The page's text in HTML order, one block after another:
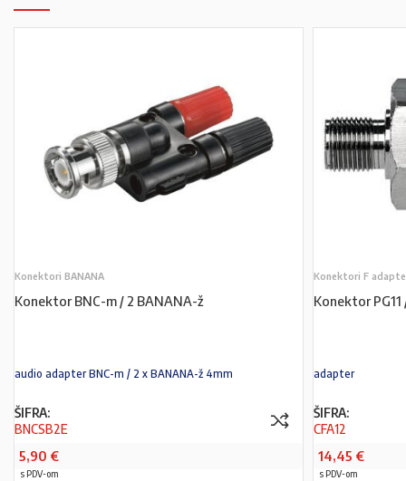
Konektori BANANA
Konektor BNC-m / 2 BANANA-ž
audio adapter BNC-m / 2 x BANANA-ž 4mm
ŠIFRA:
BNCSB2E
5,90 €
s PDV-om
Konektori F
Konektor PG11
adapter
ŠIFRA:
CFA12
14,45 €
s PDV-om